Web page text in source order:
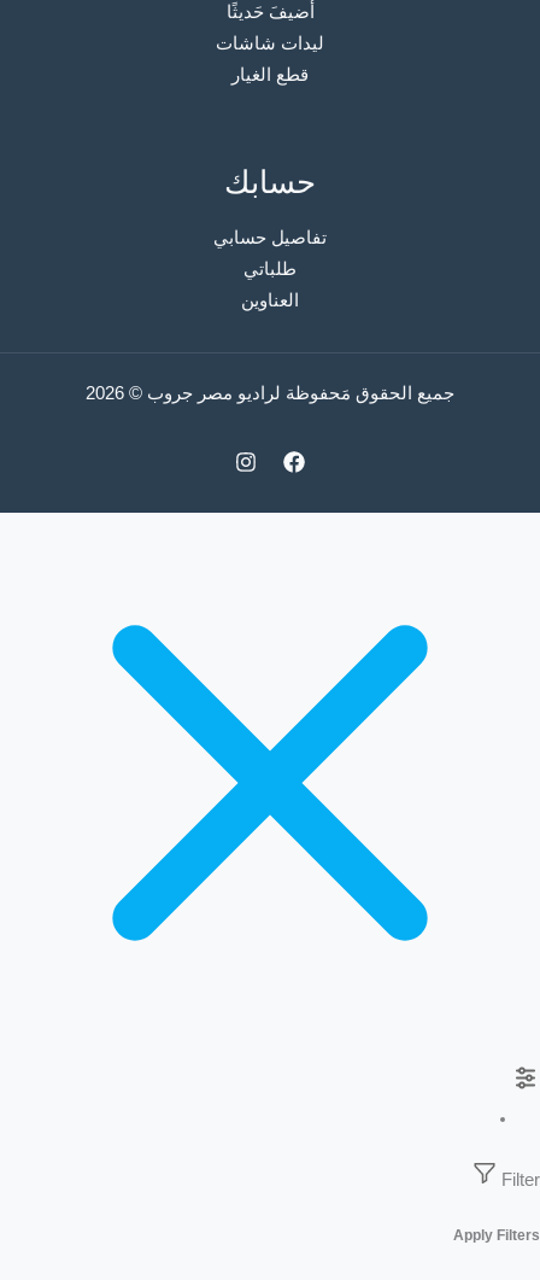
أُضيفَ حَديثًا
ليدات شاشات
قطع الغيار
حسابك
تفاصيل حسابي
طلباتي
العناوين
جميع الحقوق مَحفوظة لراديو مصر جروب © 2026
Filter
Apply Filters